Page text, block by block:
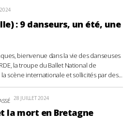
: 9 danseurs, un été, une
bienvenue dans la vie des danseuses
la troupe du Ballet National de
scène internationale et sollicités par des...
28 JUILLET 2024
la mort en Bretagne